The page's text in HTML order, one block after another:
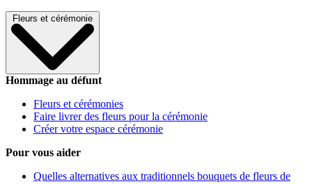
Fleurs et cérémonie
Hommage au défunt
Fleurs et cérémonies
Faire livrer des fleurs pour la cérémonie
Créer votre espace cérémonie
Pour vous aider
Quelles alternatives aux traditionnels bouquets de fleurs de